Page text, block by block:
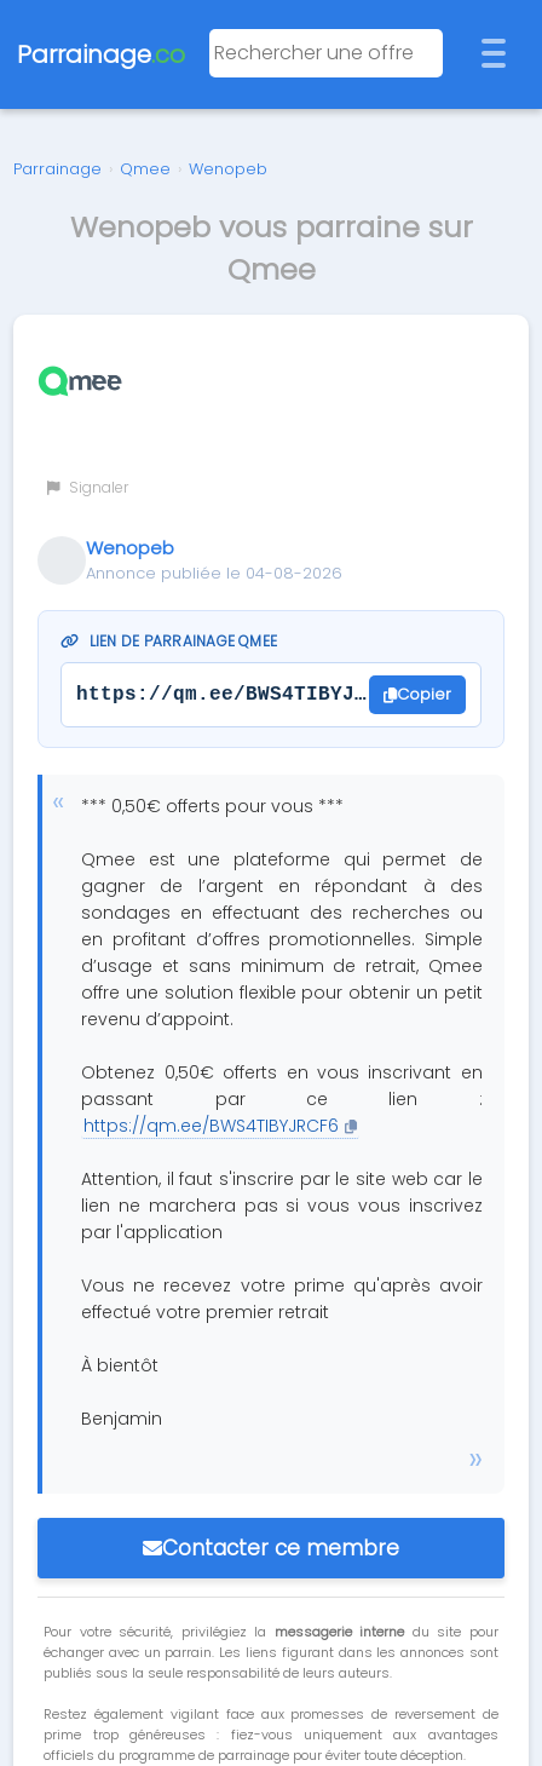
Parrainage.co
Parrainage › Qmee › Wenopeb
Wenopeb vous parraine sur
Qmee
Signaler
Wenopeb
Annonce publiée le 04-08-2026
LIEN DE PARRAINAGE QMEE
https://qm.ee/BWS4TIBYJRCF6Copier
*** 0,50€ offerts pour vous ***
Qmee est une plateforme qui permet de
gagner de l’argent en répondant à des
sondages en effectuant des recherches ou
en profitant d’offres promotionnelles. Simple
d’usage et sans minimum de retrait, Qmee
offre une solution flexible pour obtenir un petit
revenu d’appoint.
Obtenez 0,50€ offerts en vous inscrivant en
passant par ce lien :
https://qm.ee/BWS4TIBYJRCF6
Attention, il faut s'inscrire par le site web car le
lien ne marchera pas si vous vous inscrivez
par l'application
Vous ne recevez votre prime qu'après avoir
effectué votre premier retrait
À bientôt
Benjamin
Contacter ce membre
Pour votre sécurité, privilégiez la messagerie internedu site pour
échanger avec un parrain. Les liens figurant dans les annonces sont
publiés sous la seule responsabilité de leurs auteurs.
Restez également vigilant face aux promesses de reversement de
prime trop généreuses : fiez-vous uniquement aux avantages
officiels du programme de parrainage pour éviter toute déception.